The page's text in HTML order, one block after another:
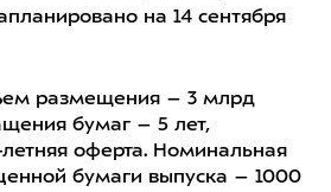
на 14 сентября
размещения – 3 млрд
бумаг – 5 лет,
летняя оферта. Номинальная
бумаги выпуска – 1000